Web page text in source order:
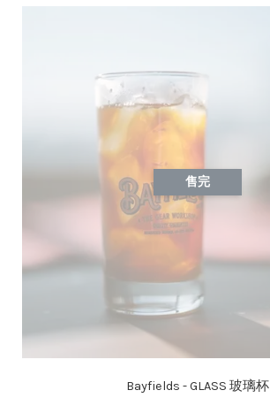
售完
Bayfields - GLASS 玻璃杯